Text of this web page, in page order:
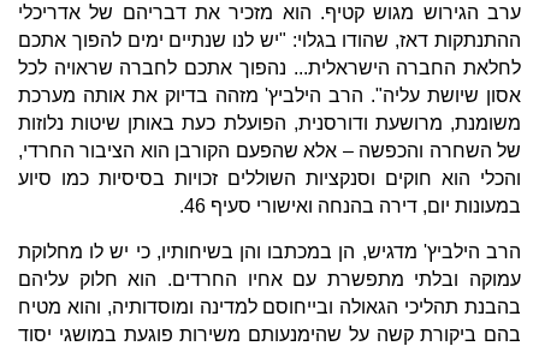
ערב הגירוש מגוש קטיף. הוא מזכיר את דבריהם של אדריכלי
ההתנתקות דאז, שהודו בגלוי: "יש לנו שנתיים ימים להפוך אתכם
לחלאת החברה הישראלית... נהפוך אתכם לחברה שראויה לכל
אסון שיושת עליה". הרב הילביץ' מזהה בדיוק את אותה מערכת
משומנת, מרושעת ודורסנית, הפועלת כעת באותן שיטות נלוזות
של השחרה והכפשה – אלא שהפעם הקורבן הוא הציבור החרדי,
והכלי הוא חוקים וסנקציות השוללים זכויות בסיסיות כמו סיוע
במעונות יום, דירה בהנחה ואישורי סעיף 46.
הרב הילביץ' מדגיש, הן במכתבו והן בשיחותיו, כי יש לו מחלוקת
עמוקה ובלתי מתפשרת עם אחיו החרדים. הוא חלוק עליהם
בהבנת תהליכי הגאולה ובייחוסם למדינה ומוסדותיה, והוא מטיח
בהם ביקורת קשה על שהימנעותם משירות פוגעת במושגי יסוד